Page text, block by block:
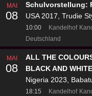
MAI
08
Schulvorstellung:
USA 2017, Trudie
10:00 Kandelhof
Deutschland
MAI
08
ALL THE
BLACK AND WHITE
Nigeria 2023,
18:15 Kandelhof